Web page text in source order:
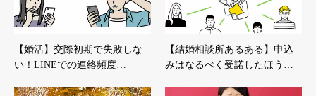
【婚活】交際初期で失敗しな
い！LINEでの連絡頻度…
【結婚相談所あるある】申込
みはなるべく受諾したほう…